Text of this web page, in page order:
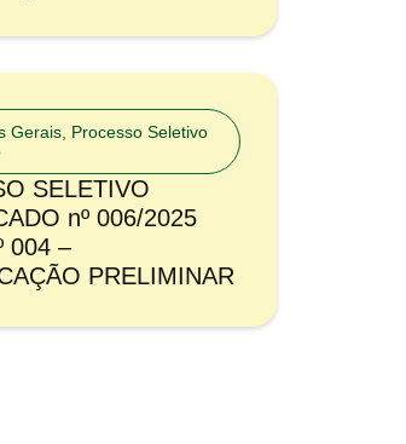
Gerais Processo Seletivo
SELETIVO
nº 006/2025
004 –
PRELIMINAR